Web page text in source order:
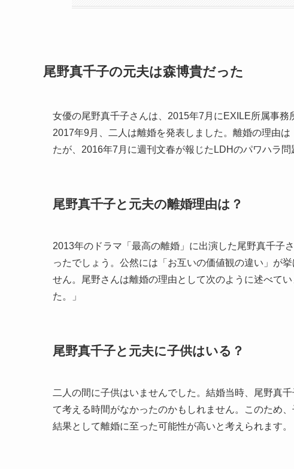
尾野真千子の元夫は森博貴だった
女優の尾野真千子さんは、2015年7月にEXILE所属事
2017年9月、二人は離婚を発表しました。離婚の理由
たが、2016年7月に週刊文春が報じたLDHのパワハラ
尾野真千子と元夫の離婚理由は？
2013年のドラマ「最高の離婚」に出演した尾野真千子
ったでしょう。公然には「お互いの価値観の違い」が
せん。尾野さんは離婚の理由として次のように述べて
た。」
尾野真千子と元夫に子供はいる？
二人の間に子供はいませんでした。結婚当時、尾野真
て考える時間がなかったのかもしれません。このため
結果として離婚に至った可能性が高いと考えられます。